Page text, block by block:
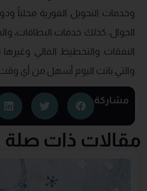
وخدمات التحويل الفورية محلياً
الجوال، كذلك خدمات البطاقات،
النفقات والتخطيط المالي وغيرها
والتي باتت اليوم أسهل من أي
مشاركة
مقالات ذات صلة